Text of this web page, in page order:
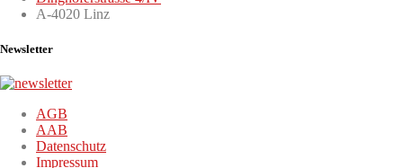
A-4020 Linz
Newsletter
AGB
AAB
Datenschutz
Impressum